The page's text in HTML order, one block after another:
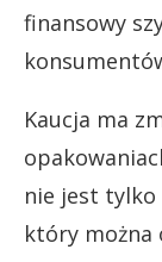
finansowy
Kaucja ma
nie jest tylko
który można